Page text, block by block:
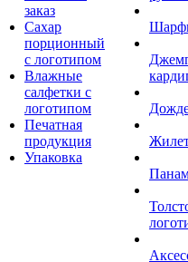
заказ
Сахар
порционный
с логотипом
Влажные
салфетки с
логотипом
Печатная
продукция
Упаковка